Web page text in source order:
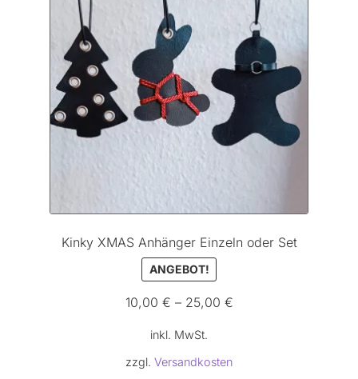
Kinky XMAS Anhänger Einzeln oder Set
ANGEBOT!
10,00 € – 25,00 €
inkl. MwSt.
zzgl. Versandkosten